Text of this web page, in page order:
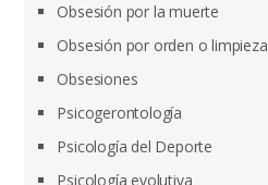
Obsesión por la muerte
Obsesión por orden o limpieza
Obsesiones
Psicogerontología
Psicología del Deporte
Psicología evolutiva